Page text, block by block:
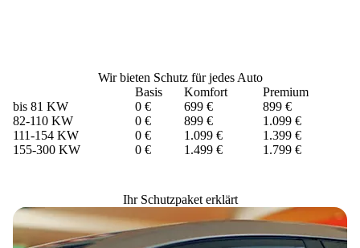
Wir bieten Schutz für jedes Auto
Basis
Komfort
Premium
bis 81 KW
0 € 699 €
899 €
82-110 KW
0 € 899 €
1.099 €
111-154 KW
0 € 1.099 €
1.399 €
155-300 KW
0 € 1.499 € 1.799 €
Ihr Schutzpaket erklärt